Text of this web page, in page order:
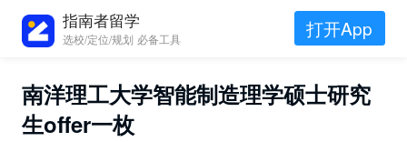
指南者留学
选校/定位/规划 必备工具 打开App
南洋理工大学智能制造理学硕士研究
生offer一枚